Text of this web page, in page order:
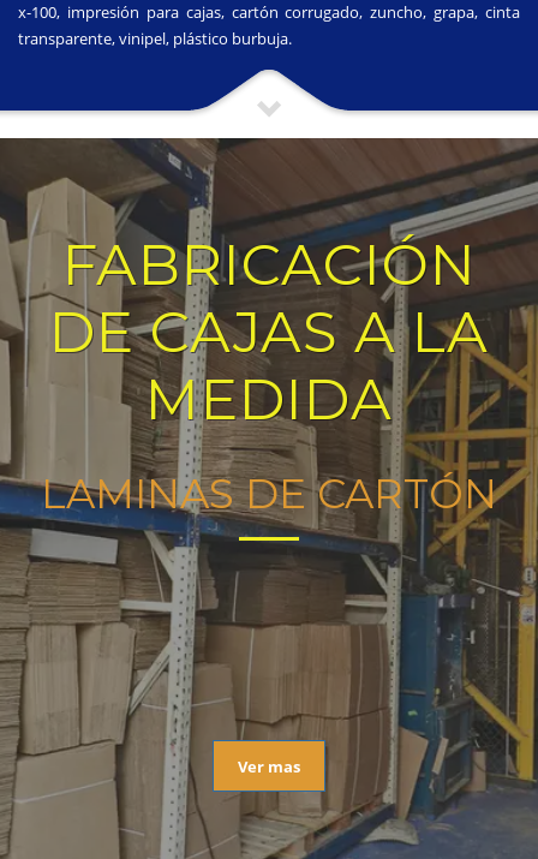
x-100, impresión para cajas, cartón corrugado, zuncho, grapa, cinta
transparente, vinipel, plástico burbuja.
FABRICACIÓN
DE CAJAS A LA
MEDIDA
LAMINAS DE CARTÓN
Ver mas